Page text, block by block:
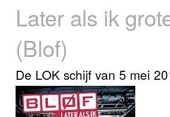
Video
Webcam
Info
Later als ik
(Blof)
De LOK schijf van 5 mei